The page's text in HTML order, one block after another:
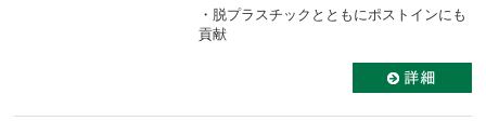
・脱プラスチックとともにポストインにも
貢献